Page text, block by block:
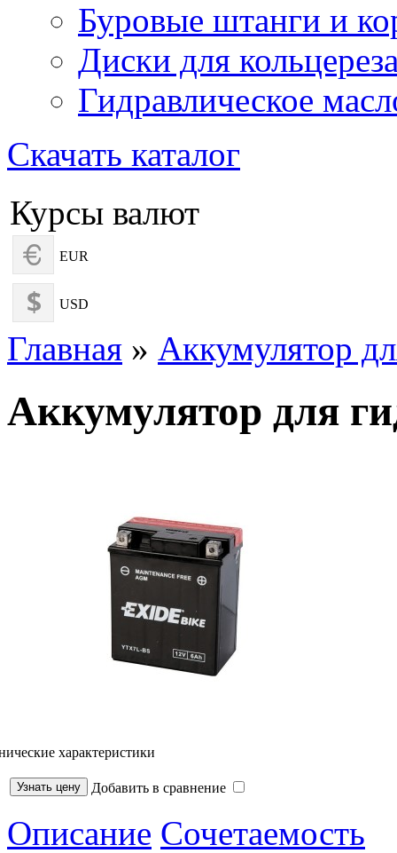
Буровые штанги и
Диски для
Гидравлическое
Скачать каталог
Курсы валют
EUR
USD
Главная » Аккумулятор
Аккумулятор для
характеристики
Добавить в сравнение
Описание Сочетаемость